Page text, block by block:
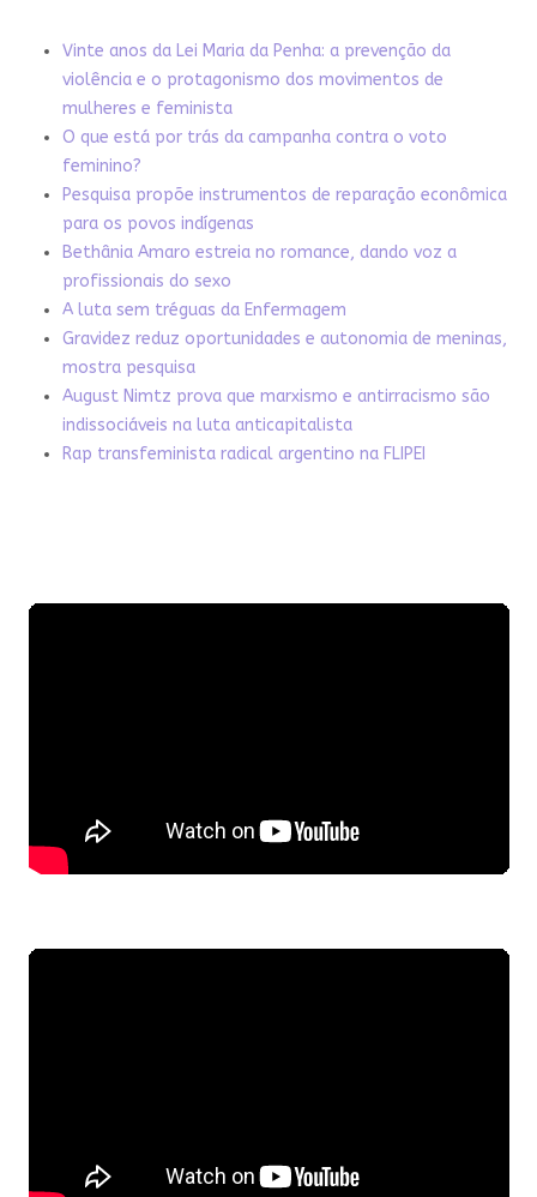
Vinte anos da Lei Maria da Penha: a prevenção da
violência e o protagonismo dos movimentos de
mulheres e feminista
O que está por trás da campanha contra o voto
feminino?
Pesquisa propõe instrumentos de reparação econômica
para os povos indígenas
Bethânia Amaro estreia no romance, dando voz a
profissionais do sexo
A luta sem tréguas da Enfermagem
Gravidez reduz oportunidades e autonomia de meninas,
mostra pesquisa
August Nimtz prova que marxismo e antirracismo são
indissociáveis na luta anticapitalista
Rap transfeminista radical argentino na FLIPEI